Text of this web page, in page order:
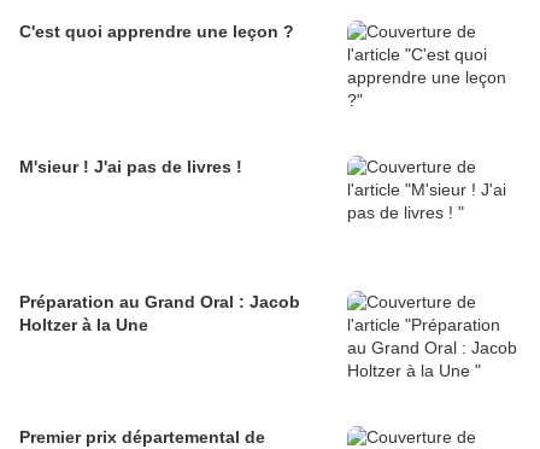
C'est quoi apprendre une leçon ?
M'sieur ! J'ai pas de livres !
Préparation au Grand Oral : Jacob
Holtzer à la Une
Premier prix départemental de